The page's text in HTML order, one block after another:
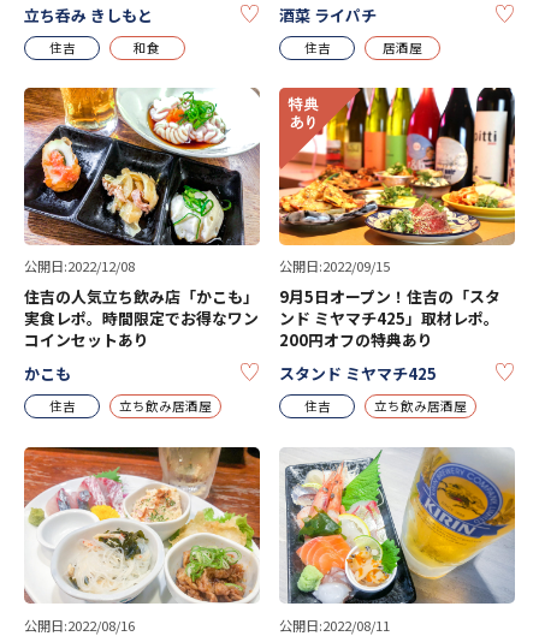
立ち呑み きしもと
KEEP
住吉 和食
酒菜 ライパチ
住吉 居酒屋
公開日:2022/12/08
住吉の人気立ち飲み店「かこも」
実食レポ。時間限定でお得なワン
コインセットあり
かこも
KEEP
住吉 立ち飲み居酒屋
公開日:2022/09/15
9月5日オープン！住吉の「スタ
ンド ミヤマチ425」取材レポ。
200円オフの特典あり
スタンド ミヤマチ425
住吉 立ち飲み居酒屋
公開日:2022/08/16 公開日:2022/08/11